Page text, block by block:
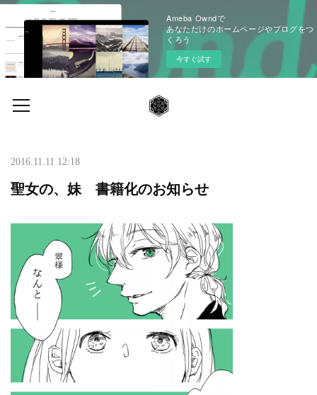
Ameba Owndで
あなただけのホームページやブログをつ
くろう
今すぐ試す
2016.11.11 12:18
聖女の、妹 書籍化のお知らせ